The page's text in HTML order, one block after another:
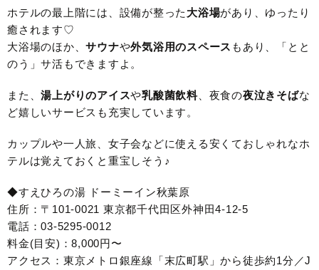
ホテルの最上階には、設備が整った 大浴場があり、ゆったり
癒されます♡
大浴場のほか、サウナや外気浴用のスペース もあり、「とと
のう」サ活もできますよ。
また、湯上がりのアイスや乳酸菌飲料、夜食の夜泣きそばな
ど嬉しいサービスも充実しています。
カップルや一人旅、女子会などに使える安くておしゃれなホ
テルは覚えておくと重宝しそう♪
◆すえひろの湯 ドーミーイン秋葉原
住所：〒101-0021 東京都千代田区外神田4-12-5
電話：03-5295-0012
料金(目安)：8,000円〜
アクセス：東京メトロ銀座線「末広町駅」から徒歩約1分／J